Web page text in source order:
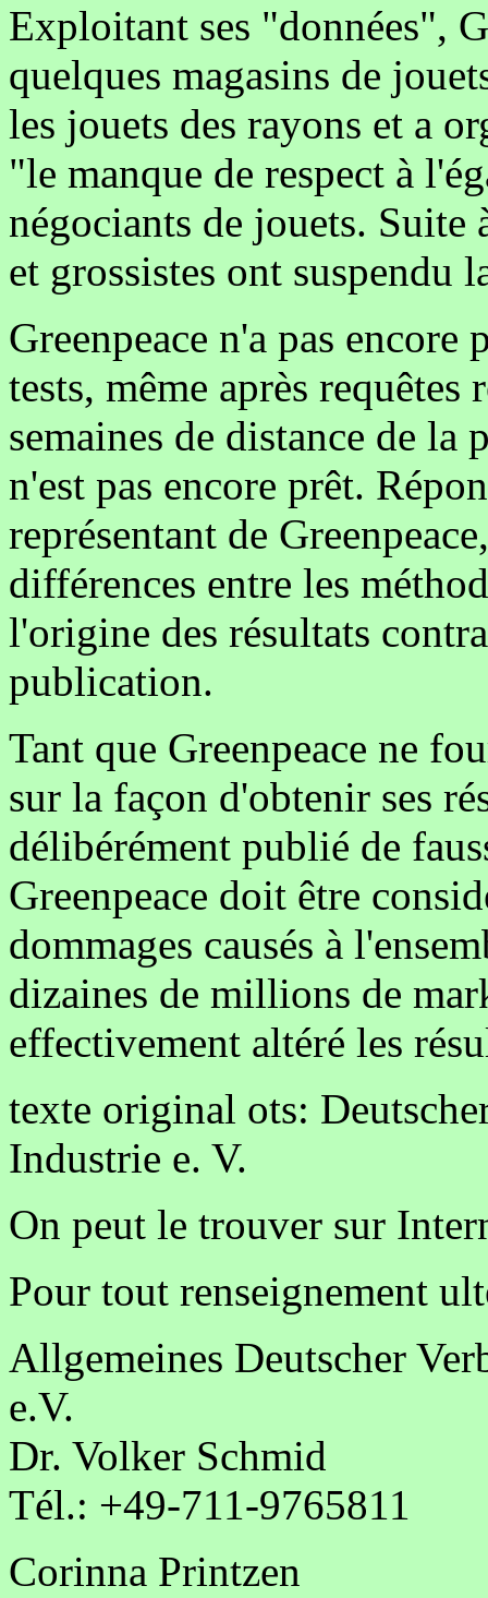
Exploitant ses "données",
quelques magasins de
les jouets des rayons et a
"le manque de respect à
négociants de jouets. Suite
et grossistes ont suspendu
Greenpeace n'a pas
tests, même après
semaines de distance de
n'est pas encore prêt.
représentant de
différences entre les
l'origine des résultats
publication.
Tant que Greenpeace ne
sur la façon d'obtenir ses
délibérément publié de
Greenpeace doit être
dommages causés à
dizaines de millions de
effectivement altéré les
texte original ots:
Industrie e. V.
On peut le trouver sur
Pour tout renseignement
Allgemeines Deutscher
e.V.
Dr. Volker Schmid
Tél.: +49-711-9765811
Corinna Printzen